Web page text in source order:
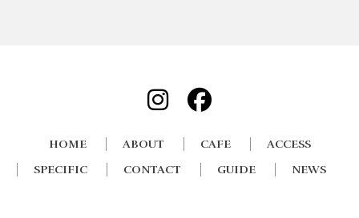
HOME ABOUT CAFE
ACCESS
SPECIFIC
CONTACT GUIDE NEWS